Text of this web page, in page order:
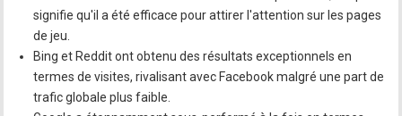
signifie qu'il a été efficace pour attirer l'attention sur les pages
de jeu.
Bing et Reddit ont obtenu des résultats exceptionnels en
termes de visites, rivalisant avec Facebook malgré une part de
trafic globale plus faible.